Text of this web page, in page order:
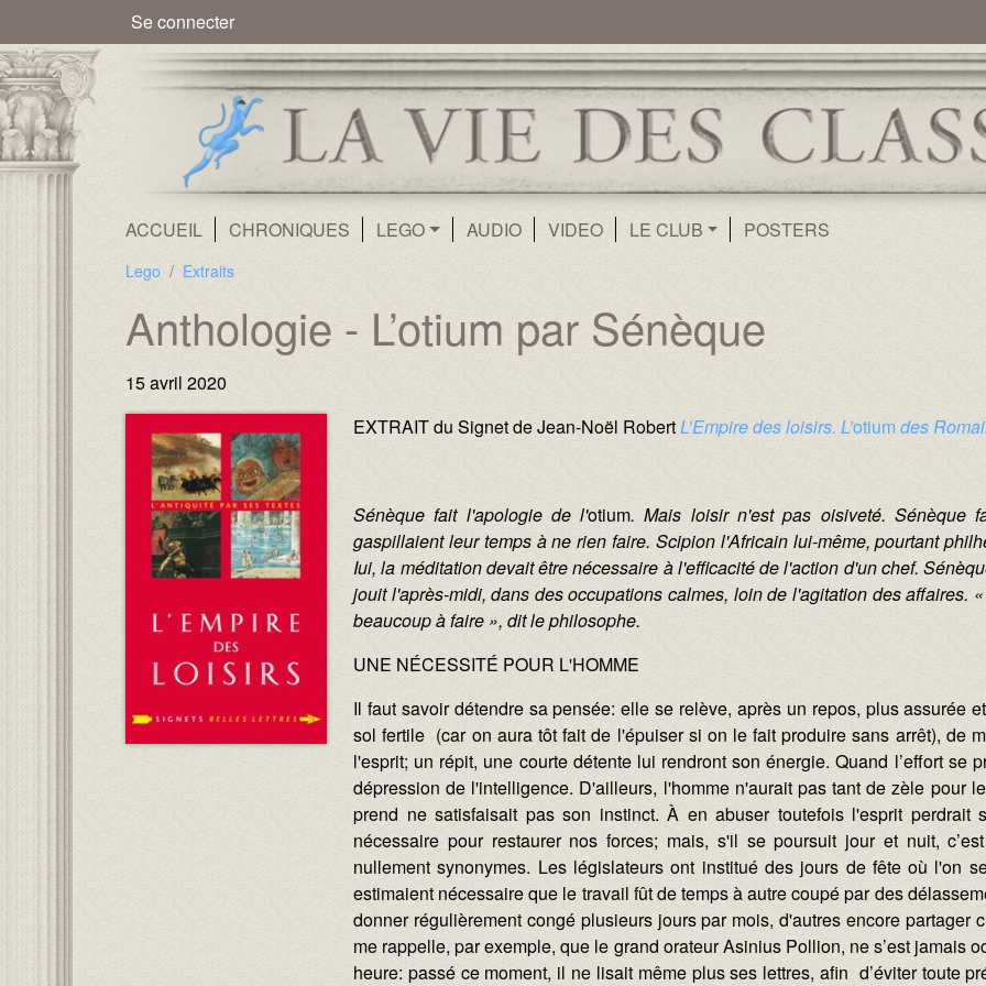
Menu du compte de l'utilisateur
Se connecter
Navigation principale
ACCUEIL CHRONIQUES LEGO AUDIO VIDEO LE CLUB POSTERS
Lego Extraits
Anthologie - L’otium par Sénèque
15 avril 2020
EXTRAIT du Signet de Jean-Noël RobertL’Empire des loisirs. L’otiumdes
Sénèque fait l'apologie de l'otium. Mais loisir n'est pas oisiveté. Sénèque
gaspillaient leur temps à ne rien faire. Scipion l'Africain lui-même, pourtant
Iui, la méditation devait être nécessaire à l'efficacité de l'action d'un chef. Sénè
jouit l'après-midi, dans des occupations calmes, loin de l'agitation des affaires.
beaucoup à faire », dit le philosophe.
UNE NÉCESSITÉ POUR L'HOMME
Il faut savoir détendre sa pensée: elle se relève, après un repos, plus assurée
sol fertile (car on aura tôt fait de l'épuiser si on le fait produire sans arrêt), de
l'esprit; un répit, une courte détente lui rendront son énergie. Quand l’effort se
dépression de l'intelligence. D'ailleurs, l'homme n'aurait pas tant de zèle pour
prend ne satisfaisait pas son instinct. À en abuser toutefois l'esprit
nécessaire pour restaurer nos forces; mais, s'il se poursuit jour et nuit,
nullement synonymes. Les législateurs ont institué des jours de fête où l'on
estimaient nécessaire que le travail fût de temps à autre coupé par des
donner régulièrement congé plusieurs jours par mois, d'autres encore partager
me rappelle, par exemple, que le grand orateur Asinius Pollion, ne s’est jamais
heure: passé ce moment, il ne lisait même plus ses lettres, afin d’éviter toute